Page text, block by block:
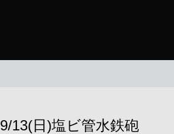
9/13(日)塩ビ管水鉄砲